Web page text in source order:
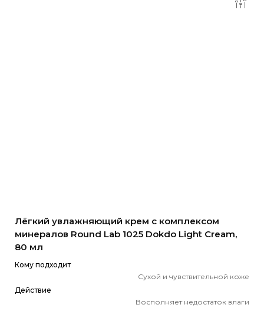
Лёгкий увлажняющий крем с комплексом
минералов Round Lab 1025 Dokdo Light Cream,
80 мл
Кому подходит
Сухой и чувствительной коже
Действие
Восполняет недостаток влаги